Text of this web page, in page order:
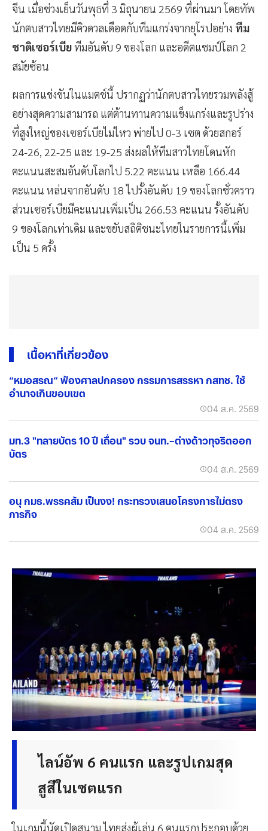
จีน เมื่อช่วงเย็นวันพุธที่ 3 มิถุนายน 2569 ที่ผ่านมา โดยทัพ
นักตบสาวไทยมีคิวดวลเดือดกับทีมแกร่งจากยุโรปอย่าง ทีม
ชาติเซอร์เบียทีมอันดับ 9 ของโลก และอดีตแชมป์โลก 2
สมัยซ้อน
ผลการแข่งขันในแมตช์นี้ ปรากฏว่านักตบสาวไทยรวมพลังสู้
อย่างสุดความสามารถ แต่ต้านทานความแข็งแกร่งและรูปร่าง
ที่สูงใหญ่ของเซอร์เบียไม่ไหว พ่ายไป 0-3 เซต ด้วยสกอร์
24-26, 22-25 และ 19-25 ส่งผลให้ทีมสาวไทยโดนหัก
คะแนนสะสมอันดับโลกไป 5.22 คะแนน เหลือ 166.44
คะแนน หล่นจากอันดับ 18 ไปรั้งอันดับ 19 ของโลกชั่วคราว
ส่วนเซอร์เบียมีคะแนนเพิ่มเป็น 266.53 คะแนน รั้งอันดับ
9 ของโลกเท่าเดิม และขยับสถิติชนะไทยในรายการนี้เพิ่ม
เป็น 5 ครั้ง
เนื้อหาที่เกี่ยวข้อง
“หมอสรณ” ฟ้องศาลปกครอง กรรมการสรรหา กสทช. ใช้
อำนาจเกินขอบเขต
04 ส.ค. 2569
มท.3 "ทลายบัตร 10 ปี เถื่อน" รวบ จนท.–ต่างด้าวทุจริตออก
บัตร
04 ส.ค. 2569
อนุ กมธ.พรรคส้ม เป็นงง! กระทรวงเสนอโครงการไม่ตรง
ภารกิจ
04 ส.ค. 2569
ไลน์อัพ 6 คนแรก และรูปเกมสุด
สูสีในเซตแรก
ในเกมนี้นัดเปิดสนาม ไทยส่งผู้เล่น 6 คนแรกประกอบด้วย